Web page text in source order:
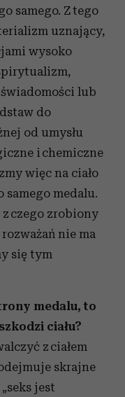
samego. Z tego
uznający,
wysoko
lub
do
od umysłu
i chemiczne
więc na ciało
samego medalu.
czego zrobiony
nie ma
się tym
medalu, to
ciału?
z ciałem
skrajne
jest